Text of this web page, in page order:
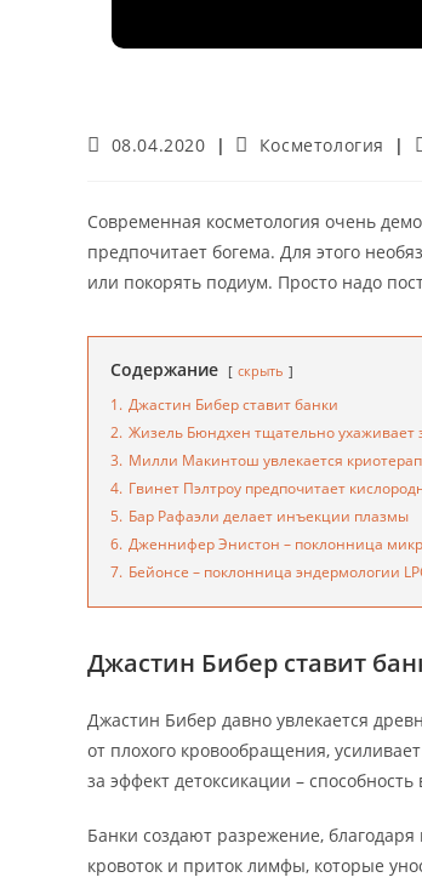
Запись
08.04.2020
Рубрика
Косметология
Современная косметология очень
предпочитает богема. Для этого
или покорять подиум. Просто надо
Содержание скрыть
1. Джастин Бибер ставит банки
2. Жизель Бюндхен тщательно ухаживает
3. Милли Макинтош увлекается
4. Гвинет Пэлтроу предпочитает
5. Бар Рафаэли делает инъекции плазмы
6. Дженнифер Энистон – поклонница
7. Бейонсе – поклонница эндермологии
Джастин Бибер ставит
Джастин Бибер давно увлекается
от плохого кровообращения,
за эффект детоксикации –
Банки создают разрежение, благодаря
кровоток и приток лимфы, которые